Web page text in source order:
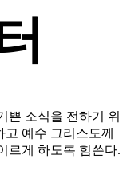
쁜 소식을 전하기 위
고 예수 그리스도께
르게 하도록 힘쓴다.